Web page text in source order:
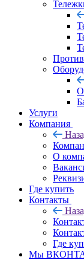
Услуги
Компания
О
Где купить
Контакты
Где
Мы